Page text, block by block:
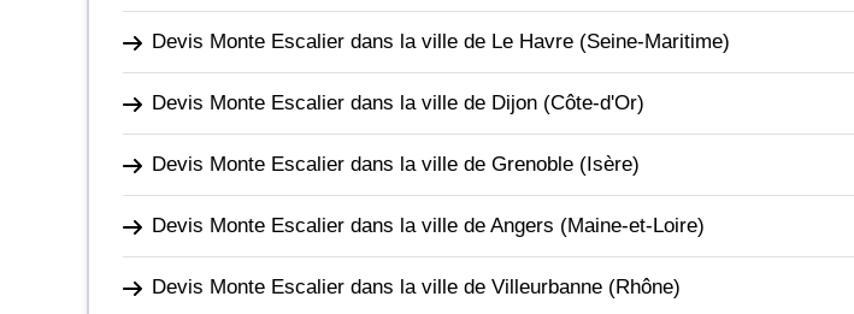
Devis Monte Escalier dans la ville de Le Havre (Seine-Maritime)
Devis Monte Escalier dans la ville de Dijon (Côte-d'Or)
Devis Monte Escalier dans la ville de Grenoble (Isère)
Devis Monte Escalier dans la ville de Angers (Maine-et-Loire)
Devis Monte Escalier dans la ville de Villeurbanne (Rhône)